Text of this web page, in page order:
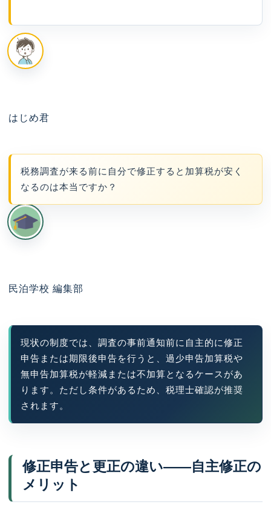
はじめ君
税務調査が来る前に自分で修正すると加算税が安く
なるのは本当ですか？
民泊学校 編集部
現状の制度では、調査の事前通知前に自主的に修正
申告または期限後申告を行うと、過少申告加算税や
無申告加算税が軽減または不加算となるケースがあ
ります。ただし条件があるため、税理士確認が推奨
されます。
修正申告と更正の違い——自主修正の
メリット